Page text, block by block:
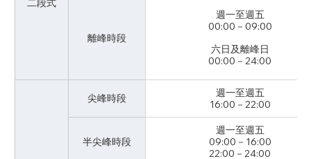
二段式
離峰時段
週一至週五
00:00－09:00
六日及離峰日
00:00－24:00
尖峰時段
週一至週五
16:00－22:00
半尖峰時段
週一至週五
09:00－16:00
22:00－24:00